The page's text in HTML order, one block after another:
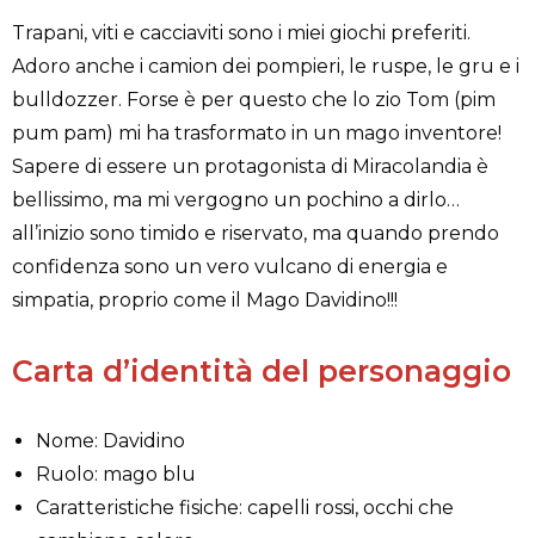
Trapani, viti e cacciaviti sono i miei giochi preferiti.
Adoro anche i camion dei pompieri, le ruspe, le gru e i
bulldozzer. Forse è per questo che lo zio Tom (pim
pum pam) mi ha trasformato in un mago inventore!
Sapere di essere un protagonista di Miracolandia è
bellissimo, ma mi vergogno un pochino a dirlo…
all’inizio sono timido e riservato, ma quando prendo
confidenza sono un vero vulcano di energia e
simpatia, proprio come il Mago Davidino!!!
Carta d’identità del personaggio
Nome: Davidino
Ruolo: mago blu
Caratteristiche fisiche: capelli rossi, occhi che